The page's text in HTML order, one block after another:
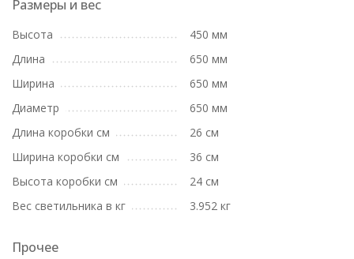
Размеры и вес
Высота
450 мм
Длина
650 мм
Ширина
650 мм
Диаметр
650 мм
Длина коробки см
26 см
Ширина коробки см
36 см
Высота коробки см
24 см
Вес светильника в кг
3.952 кг
Прочее